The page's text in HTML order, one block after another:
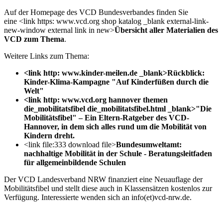
Auf der Homepage des VCD Bundesverbandes finden Sie
eine <link https: www.vcd.org shop katalog _blank external-link-
new-window external link in new>Übersicht aller Materialien des
VCD zum Thema.
Weitere Links zum Thema:
<link http: www.kinder-meilen.de _blank>Rückblick:
Kinder-Klima-Kampagne "Auf Kinderfüßen durch die
Welt"
<link http: www.vcd.org hannover themen
die_mobilitatsfibel die_mobilitatsfibel.html _blank>"Die
Mobilitätsfibel" – Ein Eltern-Ratgeber des VCD-
Hannover, in dem sich alles rund um die Mobilität von
Kindern dreht.
<link file:333 download file>Bundesumweltamt:
nachhaltige Mobilität in der Schule - Beratungsleitfaden
für allgemeinbildende Schulen
Der VCD Landesverband NRW finanziert eine Neuauflage der
Mobilitätsfibel und stellt diese auch in Klassensätzen kostenlos zur
Verfügung. Interessierte wenden sich an info(et)vcd-nrw.de.